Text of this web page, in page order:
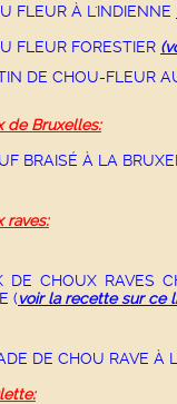
FLEUR À L'INDIENNE
FLEUR FORESTIER
DE CHOU-FLEUR
de Bruxelles:
BRAISÉ À LA
raves:
DE CHOUX RAVES
(voir la recette sur ce
DE CHOU RAVE À